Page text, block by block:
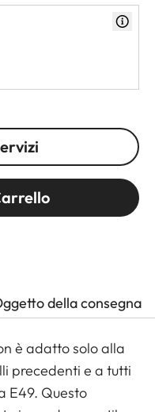
della consegna
è adatto solo alla
precedenti e a tutti
E49. Questo